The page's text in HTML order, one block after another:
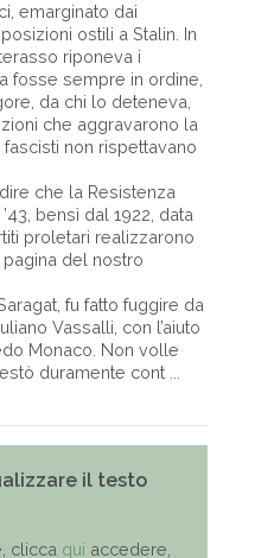
emarginato dai
ostili a Stalin. In
riponeva i
fosse sempre in ordine,
da chi lo deteneva,
che aggravarono la
non rispettavano
che la Resistenza
bensì dal 1922, data
proletari realizzarono
pagina del nostro
fu fatto fuggire da
Vassalli, con l’aiuto
Monaco. Non volle
duramente cont ...
il testo
clicca qui accedere,